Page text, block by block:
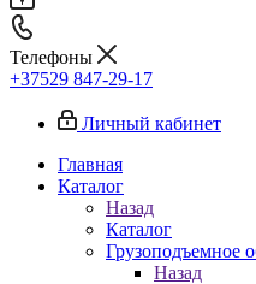
Телефоны
+37529 847-29-17‬
Личный кабинет
Главная
Каталог
Назад
Каталог
Грузоподъемное
Назад